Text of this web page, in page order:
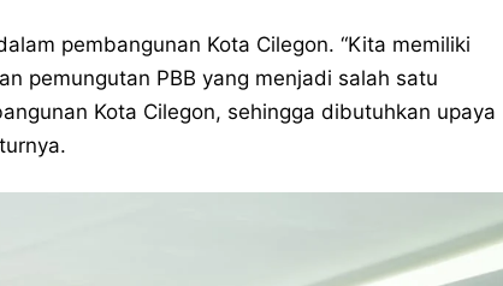
pembangunan Kota Cilegon. “Kita memiliki
pemungutan PBB yang menjadi salah satu
Kota Cilegon, sehingga dibutuhkan upaya